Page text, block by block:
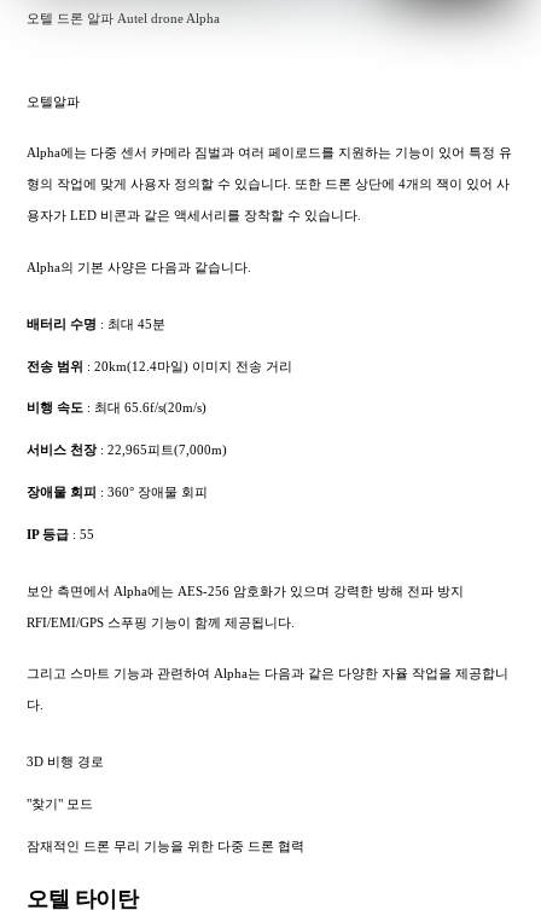
오텔 드론 알파 Autel drone Alpha
오텔알파
Alpha에는 다중 센서 카메라 짐벌과 여러 페이로드를 지원하는 기능이 있어 특정 유
형의 작업에 맞게 사용자 정의할 수 있습니다. 또한 드론 상단에 4개의 잭이 있어 사
용자가 LED 비콘과 같은 액세서리를 장착할 수 있습니다.
Alpha의 기본 사양은 다음과 같습니다.
배터리 수명 : 최대 45분
전송 범위 : 20km(12.4마일) 이미지 전송 거리
비행 속도 : 최대 65.6f/s(20m/s)
서비스 천장: 22,965피트(7,000m)
장애물 회피 : 360° 장애물 회피
IP 등급 : 55
보안 측면에서 Alpha에는 AES-256 암호화가 있으며 강력한 방해 전파 방지
RFI/EMI/GPS 스푸핑 기능이 함께 제공됩니다.
그리고 스마트 기능과 관련하여 Alpha는 다음과 같은 다양한 자율 작업을 제공합니
다.
3D 비행 경로
"찾기" 모드
잠재적인 드론 무리 기능을 위한 다중 드론 협력
오텔 타이탄